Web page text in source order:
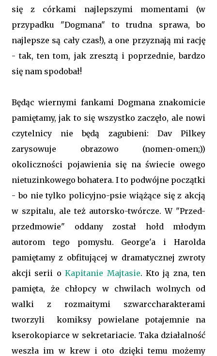
się z córkami najlepszymi momentami (w
przypadku "Dogmana" to trudna sprawa, bo
najlepsze są cały czas!), a one przyznają mi rację
- tak, ten tom, jak zresztą i poprzednie, bardzo
się nam spodobał!
Będąc wiernymi fankami Dogmana znakomicie
pamiętamy, jak to się wszystko zaczęło, ale nowi
czytelnicy nie będą zagubieni: Dav Pilkey
zarysowuje obrazowo (nomen-omen;))
okoliczności pojawienia się na świecie owego
nietuzinkowego bohatera. I to podwójne początki
- bo nie tylko policyjno-psie wiążące się z akcją
w szpitalu, ale też autorsko-twórcze. W "Przed-
przedmowie" oddany został hołd młodym
autorom tego pomysłu. George'a i Harolda
pamiętamy z obfitującej w dramatycznej zwroty
akcji serii oKapitanie Majtasie. Kto ją zna, ten
pamięta, że chłopcy w chwilach wolnych od
walki z rozmaitymi szwarccharakterami
tworzyli komiksy powielane potajemnie na
kserokopiarce w sekretariacie. Taka działalność
weszła im w krew i oto dzięki temu możemy